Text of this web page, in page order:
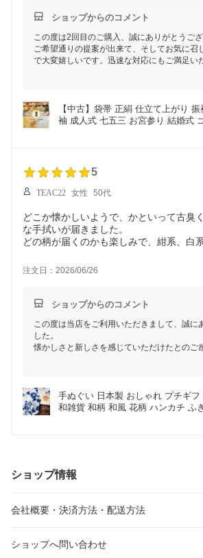
ショップからのコメント
この度は2回目のご購入、誠にありがとうござ
ご希望通りの提案が出来て、そしてお気に召
で大変嬉しいです。迅速な対応にもご満足い
また何かございましたら、お気軽にご相談く
ご利用心よりお待ちしております。
【中古】袋帯 正絹 仕立て上がり
袖 成人式 七五三 お宮参り 結婚式
5
TEAC22 女性 50代
どこか懐かしいようで、かといって古臭
な手拭いが届きました。
どの柄が届くのかも楽しみで、紺系、白
どちらもイメージ通りで満足しております
注文日：2026/06/26
ショップからのコメント
この度は当店をご利用いただきまして、誠に
した。
懐かしさと新しさを感じていただけたとのご
さらに、発送対応についてもお褒めいただき
す。これからもスムーズなお取引を心掛けて
手ぬぐい 日本製 おしゃれ プチギ
和雑貨 和柄 和風 花柄 ハンカチ ふ
ショップ情報
会社概要・決済方法・配送方法
ショップへ問い合わせ